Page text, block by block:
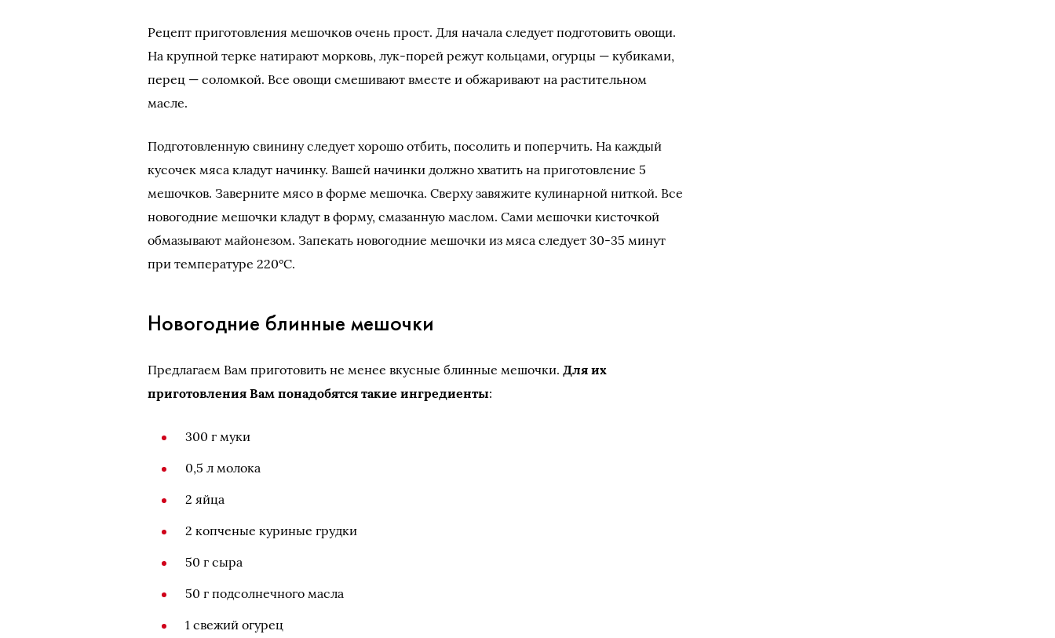
Рецепт приготовления мешочков очень прост. Для начала следует подготовить овощи.
На крупной терке натирают морковь, лук-порей режут кольцами, огурцы — кубиками,
перец — соломкой. Все овощи смешивают вместе и обжаривают на растительном
масле.
Подготовленную свинину следует хорошо отбить, посолить и поперчить. На каждый
кусочек мяса кладут начинку. Вашей начинки должно хватить на приготовление 5
мешочков. Заверните мясо в форме мешочка. Сверху завяжите кулинарной ниткой. Все
новогодние мешочки кладут в форму, смазанную маслом. Сами мешочки кисточкой
обмазывают майонезом. Запекать новогодние мешочки из мяса следует 30-35 минут
при температуре 220°С.
Новогодние блинные мешочки
Предлагаем Вам приготовить не менее вкусные блинные мешочки.Для их
приготовления Вам понадобятся такие ингредиенты:
300 г муки
0,5 л молока
2 яйца
2 копченые куриные грудки
50 г сыра
50 г подсолнечного масла
1 свежий огурец